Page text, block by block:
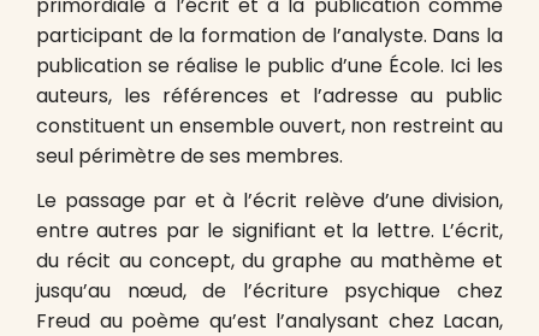
participant de la formation de l’analyste. Dans la
publication se réalise le public d’une École. Ici les
auteurs, les références et l’adresse au public
constituent un ensemble ouvert, non restreint au
seul périmètre de ses membres.
Le passage par et à l’écrit relève d’une division,
entre autres par le signifiant et la lettre. L’écrit,
du récit au concept, du graphe au mathème et
jusqu’au nœud, de l’écriture psychique chez
Freud au poème qu’est l’analysant chez Lacan,